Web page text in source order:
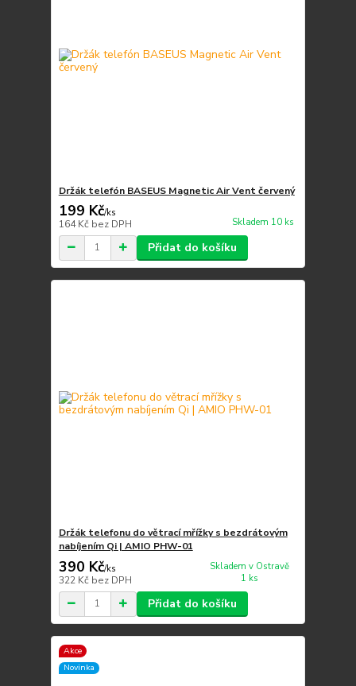
Držák telefón BASEUS Magnetic Air Vent červený
199 Kč/ks
164 Kč bez DPH Skladem 10 ks
Přidat do košíku
Držák telefonu do větrací mřížky s bezdrátovým
nabíjením Qi | AMIO PHW-01
390 Kč/ks
322 Kč bez DPH
Skladem v Ostravě
1 ks
Přidat do košíku
Akce
Novinka